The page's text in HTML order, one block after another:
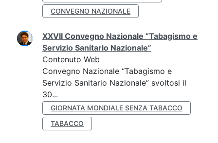
CONVEGNO NAZIONALE
XXVII Convegno Nazionale “Tabagismo e
Servizio Sanitario Nazionale”
Contenuto Web
Convegno Nazionale “Tabagismo e
Servizio Sanitario Nazionale” svoltosi il
30...
GIORNATA MONDIALE SENZA TABACCO
TABACCO